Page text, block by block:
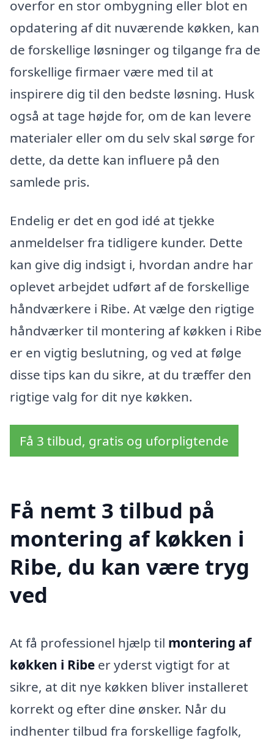
overfor en stor ombygning eller blot en
opdatering af dit nuværende køkken, kan
de forskellige løsninger og tilgange fra de
forskellige firmaer være med til at
inspirere dig til den bedste løsning. Husk
også at tage højde for, om de kan levere
materialer eller om du selv skal sørge for
dette, da dette kan influere på den
samlede pris.
Endelig er det en god idé at tjekke
anmeldelser fra tidligere kunder. Dette
kan give dig indsigt i, hvordan andre har
oplevet arbejdet udført af de forskellige
håndværkere i Ribe. At vælge den rigtige
håndværker til montering af køkken i Ribe
er en vigtig beslutning, og ved at følge
disse tips kan du sikre, at du træffer den
rigtige valg for dit nye køkken.
Få 3 tilbud, gratis og uforpligtende
Få nemt 3 tilbud på
montering af køkken i
Ribe, du kan være tryg
ved
At få professionel hjælp til montering af
køkken i Ribe er yderst vigtigt for at
sikre, at dit nye køkken bliver installeret
korrekt og efter dine ønsker. Når du
indhenter tilbud fra forskellige fagfolk,